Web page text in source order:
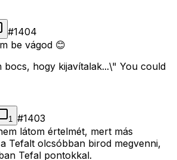
#1404
be vágod 😊
bocs, hogy kijavítalak...\" You could
1 #1403
látom értelmét, mert más
Tefalt olcsóbban birod megvenni,
Tefal pontokkal.